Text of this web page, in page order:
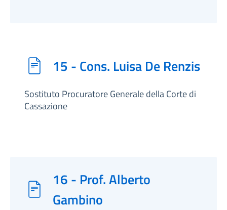
15 - Cons. Luisa De Renzis
Sostituto Procuratore Generale della Corte di
Cassazione
16 - Prof. Alberto
Gambino